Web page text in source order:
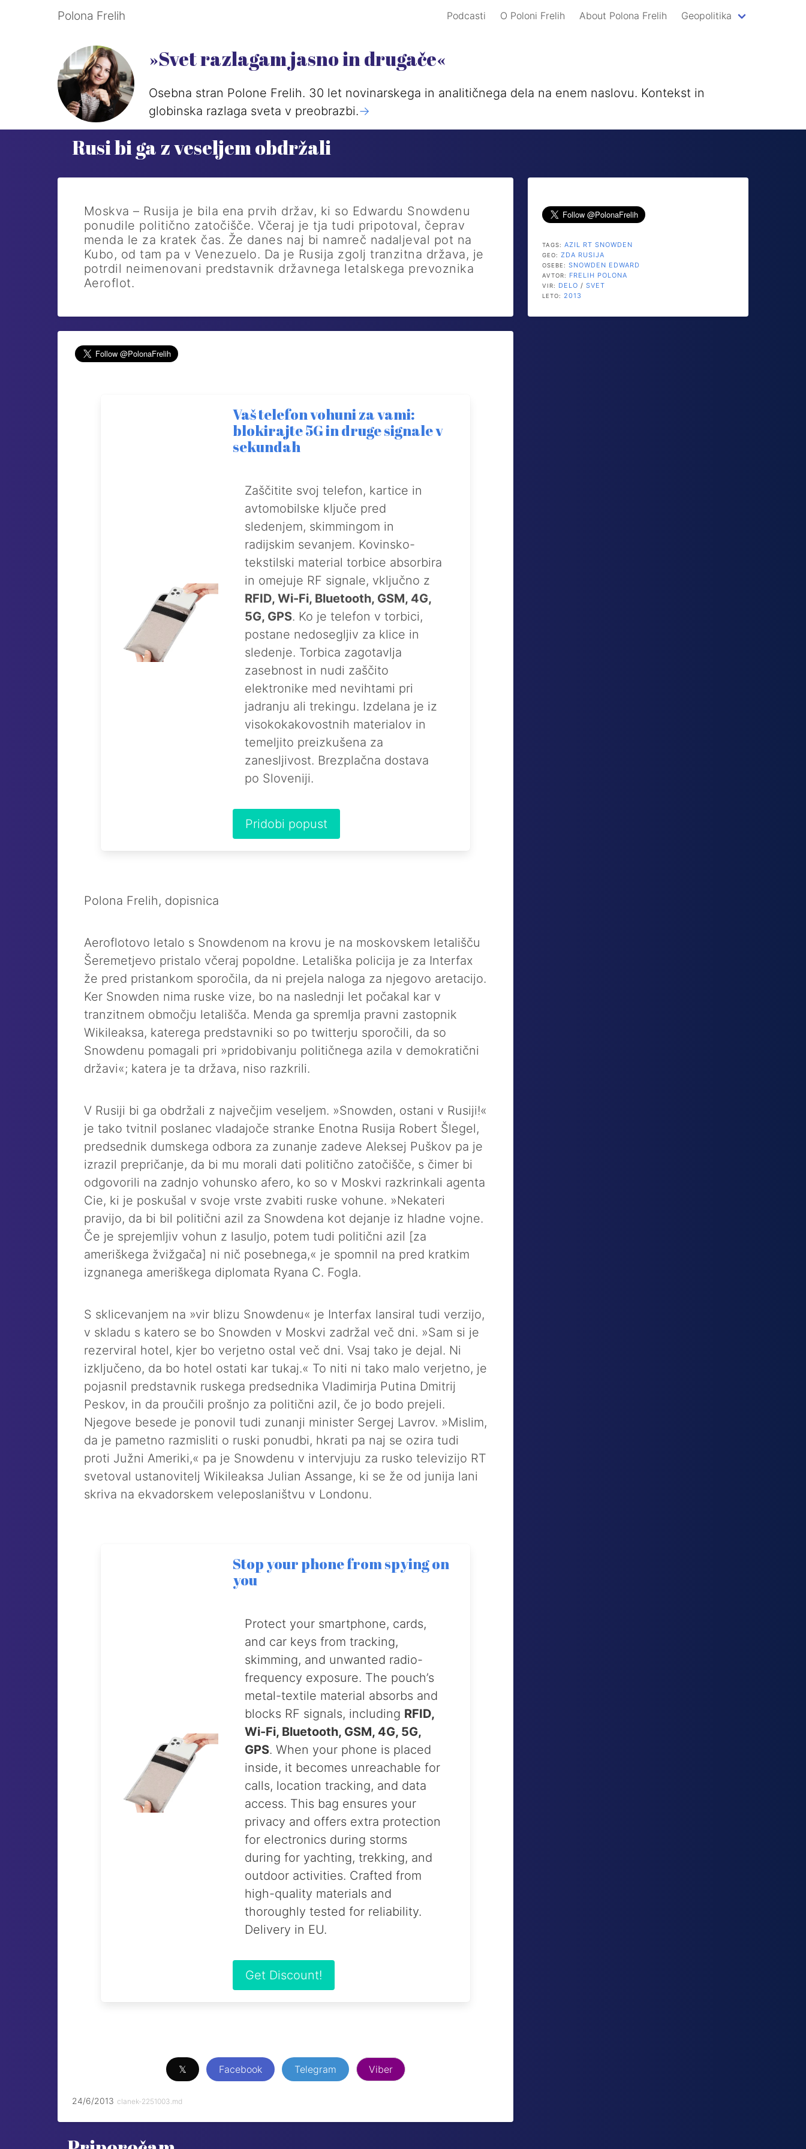
Polona Frelih Podcasti O Poloni Frelih About Polona Frelih Geopolitika
»Svet razlagam jasno in drugače«
Osebna stran Polone Frelih. 30 let novinarskega in analitičnega dela na enem naslovu. Kontekst in
globinska razlaga sveta v preobrazbi.->
Rusi bi ga z veseljem obdržali
Moskva – Rusija je bila ena prvih držav, ki so Edwardu Snowdenu
ponudile politično zatočišče. Včeraj je tja tudi pripotoval, čeprav
menda le za kratek čas. Že danes naj bi namreč nadaljeval pot na
Kubo, od tam pa v Venezuelo. Da je Rusija zgolj tranzitna država, je
potrdil neimenovani predstavnik državnega letalskega prevoznika
Aeroflot.
Vaš telefon vohuni za vami:
blokirajte 5G in druge signale v
sekundah
Zaščitite svoj telefon, kartice in
avtomobilske ključe pred
sledenjem, skimmingom in
radijskim sevanjem. Kovinsko-
tekstilski material torbice absorbira
in omejuje RF signale, vključno z
RFID, Wi-Fi, Bluetooth, GSM, 4G,
5G, GPS. Ko je telefon v torbici,
postane nedosegljiv za klice in
sledenje. Torbica zagotavlja
zasebnost in nudi zaščito
elektronike med nevihtami pri
jadranju ali trekingu. Izdelana je iz
visokokakovostnih materialov in
temeljito preizkušena za
zanesljivost. Brezplačna dostava
po Sloveniji.
Pridobi popust
Polona Frelih, dopisnica
Aeroflotovo letalo s Snowdenom na krovu je na moskovskem letališču
Šeremetjevo pristalo včeraj popoldne. Letališka policija je za Interfax
že pred pristankom sporočila, da ni prejela naloga za njegovo aretacijo.
Ker Snowden nima ruske vize, bo na naslednji let počakal kar v
tranzitnem območju letališča. Menda ga spremlja pravni zastopnik
Wikileaksa, katerega predstavniki so po twitterju sporočili, da so
Snowdenu pomagali pri »pridobivanju političnega azila v demokratični
državi«; katera je ta država, niso razkrili.
V Rusiji bi ga obdržali z največjim veseljem. »Snowden, ostani v Rusiji!«
je tako tvitnil poslanec vladajoče stranke Enotna Rusija Robert Šlegel,
predsednik dumskega odbora za zunanje zadeve Aleksej Puškov pa je
izrazil prepričanje, da bi mu morali dati politično zatočišče, s čimer bi
odgovorili na zadnjo vohunsko afero, ko so v Moskvi razkrinkali agenta
Cie, ki je poskušal v svoje vrste zvabiti ruske vohune. »Nekateri
pravijo, da bi bil politični azil za Snowdena kot dejanje iz hladne vojne.
Če je sprejemljiv vohun z lasuljo, potem tudi politični azil [za
ameriškega žvižgača] ni nič posebnega,« je spomnil na pred kratkim
izgnanega ameriškega diplomata Ryana C. Fogla.
S sklicevanjem na »vir blizu Snowdenu« je Interfax lansiral tudi verzijo,
v skladu s katero se bo Snowden v Moskvi zadržal več dni. »Sam si je
rezerviral hotel, kjer bo verjetno ostal več dni. Vsaj tako je dejal. Ni
izključeno, da bo hotel ostati kar tukaj.« To niti ni tako malo verjetno, je
pojasnil predstavnik ruskega predsednika Vladimirja Putina Dmitrij
Peskov, in da proučili prošnjo za politični azil, če jo bodo prejeli.
Njegove besede je ponovil tudi zunanji minister Sergej Lavrov. »Mislim,
da je pametno razmisliti o ruski ponudbi, hkrati pa naj se ozira tudi
proti Južni Ameriki,« pa je Snowdenu v intervjuju za rusko televizijo RT
svetoval ustanovitelj Wikileaksa Julian Assange, ki se že od junija lani
skriva na ekvadorskem veleposlaništvu v Londonu.
Stop your phone from spying on
you
Protect your smartphone, cards,
and car keys from tracking,
skimming, and unwanted radio-
frequency exposure. The pouch’s
metal-textile material absorbs and
blocks RF signals, including RFID,
Wi-Fi, Bluetooth, GSM, 4G, 5G,
GPS. When your phone is placed
inside, it becomes unreachable for
calls, location tracking, and data
access. This bag ensures your
privacy and offers extra protection
for electronics during storms
during for yachting, trekking, and
outdoor activities. Crafted from
high-quality materials and
thoroughly tested for reliability.
Delivery in EU.
Get Discount!
𝕏 Facebook Telegram Viber
24/6/2013 clanek-2251003.md
TAGS: AZIL RT SNOWDEN
GEO: ZDA RUSIJA
OSEBE: SNOWDEN EDWARD
AVTOR: FRELIH POLONA
VIR: DELO / SVET
LETO: 2013